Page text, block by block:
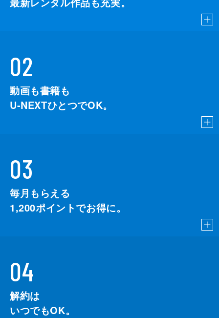
02
動画も書籍も
U-NEXTひとつでOK。
03
毎月もらえる
1,200ポイントでお得に。
04
解約は
いつでもOK。